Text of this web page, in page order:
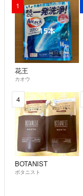
1
花王
カオウ
4
BOTANIST
ボタニスト